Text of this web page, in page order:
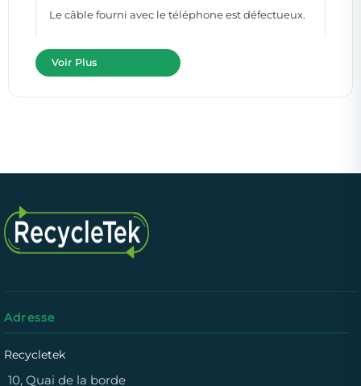
Le câble fourni avec le téléphone est défectueux.
Voir Plus
Adresse
Recycletek
10, Quai de la borde